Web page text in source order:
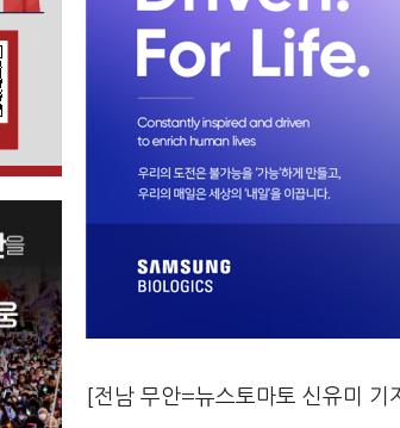
[전남 무안=뉴스토마토 신유미